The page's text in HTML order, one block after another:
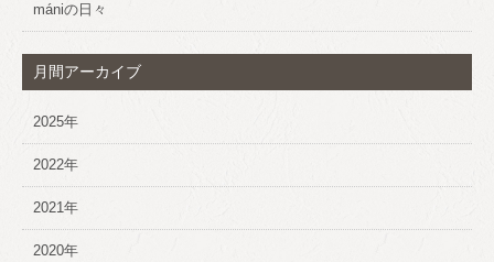
mániの日々
月間アーカイブ
2025年
2022年
2021年
2020年